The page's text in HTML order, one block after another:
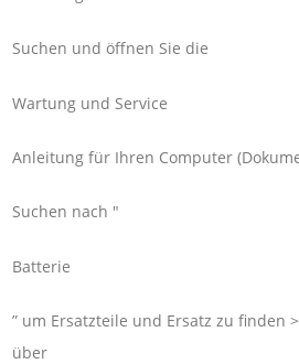
Suchen und öffnen Sie die
Wartung und Service
Anleitung für Ihren Computer
Suchen nach "
Batterie
” um Ersatzteile und Ersatz zu finden
über